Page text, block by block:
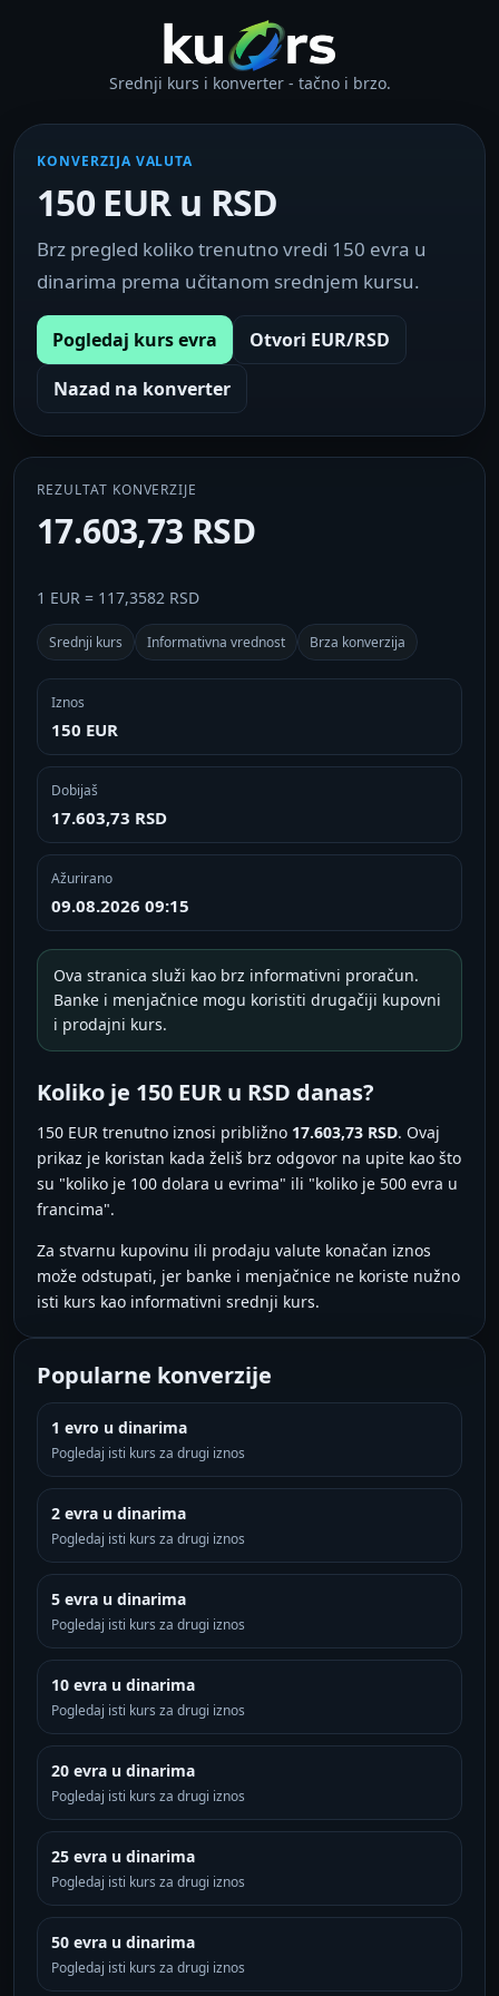
Srednji kurs i konverter - tačno i brzo.
KONVERZIJA VALUTA
150 EUR u RSD
Brz pregled koliko trenutno vredi 150 evra u
dinarima prema učitanom srednjem kursu.
Pogledaj kurs evra
Otvori EUR/RSD
Nazad na konverter
REZULTAT KONVERZIJE
17.603,73 RSD
1 EUR = 117,3582 RSD
Srednji kurs Informativna vrednost Brza konverzija
Iznos
150 EUR
Dobijaš
17.603,73 RSD
Ažurirano
09.08.2026 09:15
Ova stranica služi kao brz informativni proračun.
Banke i menjačnice mogu koristiti drugačiji kupovni
i prodajni kurs.
Koliko je 150 EUR u RSD danas?
150 EUR trenutno iznosi približno 17.603,73 RSD. Ovaj
prikaz je koristan kada želiš brz odgovor na upite kao što
su "koliko je 100 dolara u evrima" ili "koliko je 500 evra u
francima".
Za stvarnu kupovinu ili prodaju valute konačan iznos
može odstupati, jer banke i menjačnice ne koriste nužno
isti kurs kao informativni srednji kurs.
Popularne konverzije
1 evro u dinarima
Pogledaj isti kurs za drugi iznos
2 evra u dinarima
Pogledaj isti kurs za drugi iznos
5 evra u dinarima
Pogledaj isti kurs za drugi iznos
10 evra u dinarima
Pogledaj isti kurs za drugi iznos
20 evra u dinarima
Pogledaj isti kurs za drugi iznos
25 evra u dinarima
Pogledaj isti kurs za drugi iznos
50 evra u dinarima
Pogledaj isti kurs za drugi iznos